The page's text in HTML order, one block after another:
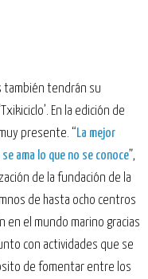
también tendrán su
En la edición de
presente. “La mejor
ama lo que no se conoce”,
de la fundación de la
de hasta ocho centros
en el mundo marino gracias
con actividades que se
de fomentar entre los